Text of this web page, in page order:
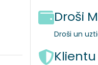
Droši
Droši un